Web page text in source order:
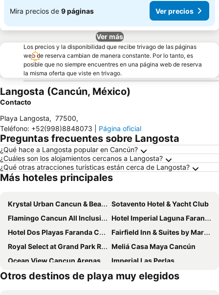
Mira precios de 9 páginas Ver precios
Ver más
Los precios y la disponibilidad que recibe trivago de las páginas
web de reserva cambian de manera constante. Por lo tanto, es
posible que no siempre encuentres en una página web de reserva
la misma oferta que viste en trivago.
Langosta (Cancún, México)
Contacto
Playa Langosta, 77500,
Teléfono: +52(998)8848073 Página oficial
Preguntas frecuentes sobre Langosta
¿Qué hace a Langosta popular en Cancún?
¿Cuáles son los alojamientos cercanos a Langosta?
¿Qué otras atracciones turísticas están cerca de Langosta?
Más hoteles principales
Krystal Urban Cancun & Beach Club
Sotavento Hotel & Yacht Club
Flamingo Cancun All Inclusive
Hotel Imperial Laguna Faranda Cancún
Hotel Dos Playas Faranda Cancún
Fairfield Inn & Suites by Marriott Cancun Airport
Royal Select at Grand Park Royal Cancún - All Inclusive - Adults Only
Meliá Casa Maya Cancún
Ocean View Cancun Arenas
Imperial Las Perlas
Aloft by Marriott Cancun
Hotel Chi Ibal Hu Cancun
Otros destinos de playa muy elegidos